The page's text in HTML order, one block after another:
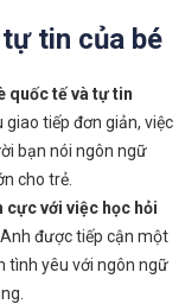
tin của bé
quốc tế và tự tin
giao tiếp đơn giản, việc
bạn nói ngôn ngữ
cho trẻ.
với việc học hỏi
được tiếp cận một
tình yêu với ngôn ngữ